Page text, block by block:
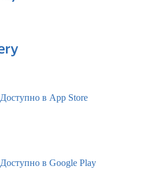
Доступно в App Store
Доступно в Google Play